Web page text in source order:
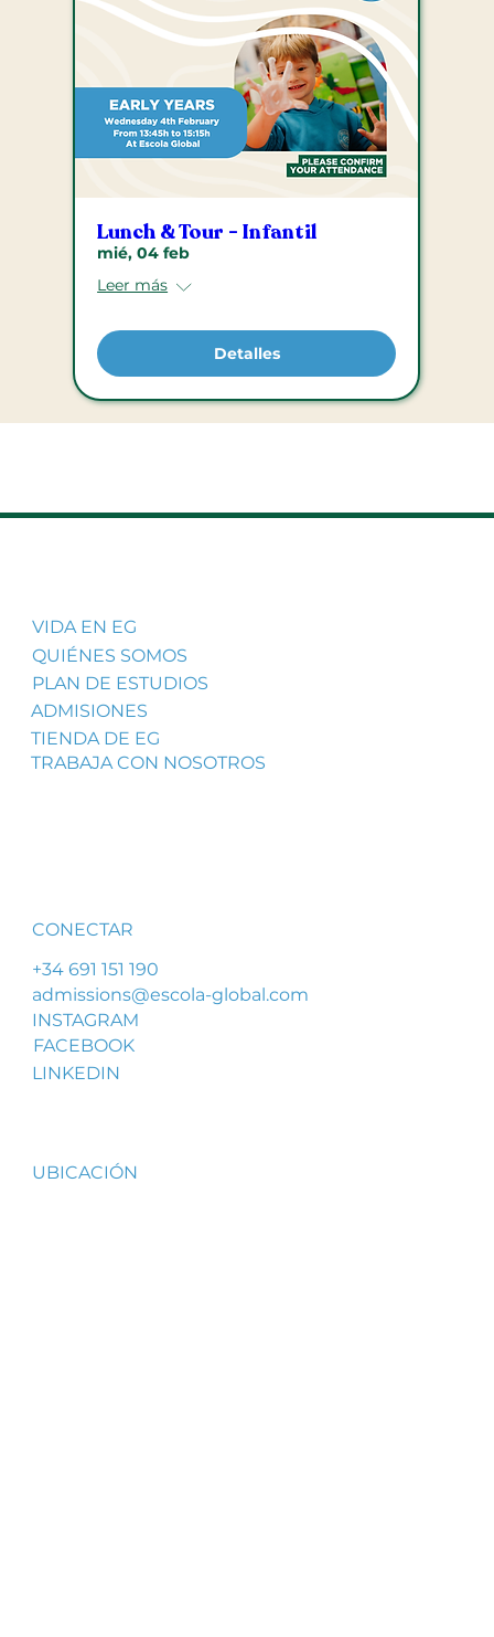
Lunch & Tour - Infantil
mié, 04 feb
Leer más
Detalles
UBICACIÓN
VIDA EN EG
QUIÉNES SOMOS
PLAN DE ESTUDIOS
ADMISIONES
TIENDA DE EG
TRABAJA CON NOSOTROS
CONECTAR
+34 691 151 190
admissions@escola-global.com
INSTAGRAM
FACEBOOK
LINKEDIN